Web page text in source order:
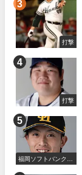
打撃
打撃
福岡ソフトバンクホ